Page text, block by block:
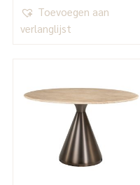
Toevoegen aan
verlanglijst